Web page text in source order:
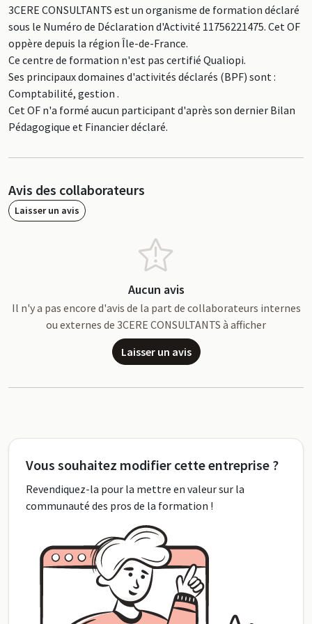
3CERE CONSULTANTS est un organisme de formation déclaré
sous le Numéro de Déclaration d'Activité 11756221475. Cet OF
oppère depuis la région Île-de-France.
Ce centre de formation n'est pas certifié Qualiopi.
Ses principaux domaines d'activités déclarés (BPF) sont :
Comptabilité, gestion .
Cet OF n'a formé aucun participant d'après son dernier Bilan
Pédagogique et Financier déclaré.
Avis des collaborateurs
Laisser un avis
Aucun avis
Il n'y a pas encore d'avis de la part de collaborateurs internes
ou externes de 3CERE CONSULTANTS à afficher
Laisser un avis
Vous souhaitez modifier cette entreprise ?
Revendiquez-la pour la mettre en valeur sur la
communauté des pros de la formation !